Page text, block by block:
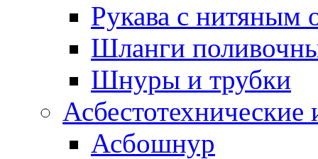
Рукава с нитяным
Шланги
Шнуры и трубки
Асбестотехнические
Асбошнур